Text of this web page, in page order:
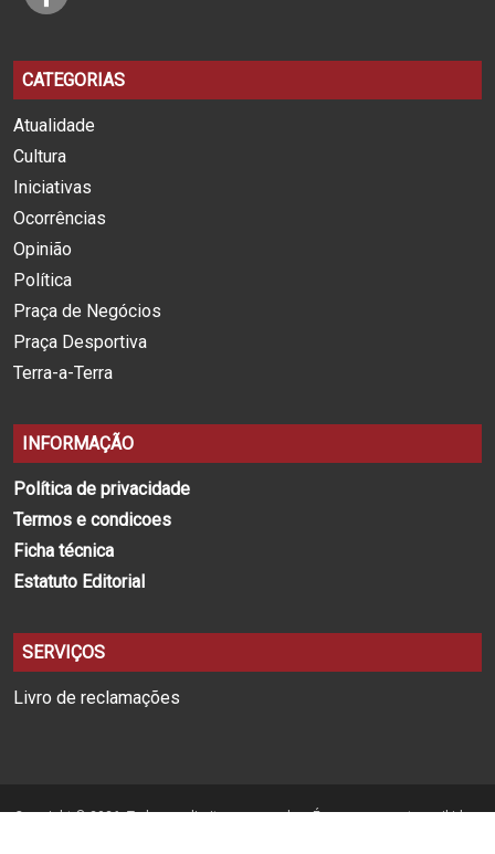
CATEGORIAS
Atualidade
Cultura
Iniciativas
Ocorrências
Opinião
Política
Praça de Negócios
Praça Desportiva
Terra-a-Terra
INFORMAÇÃO
Política de privacidade
Termos e condicoes
Ficha técnica
Estatuto Editorial
SERVIÇOS
Livro de reclamações
Copyright © 2026. Todos os direitos reservados. É expressamente proibida a